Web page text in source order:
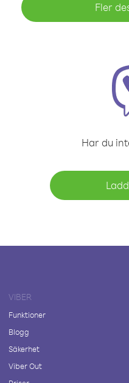
Fler
Har du
VIBER
Funktioner
Blogg
Säkerhet
Viber Out